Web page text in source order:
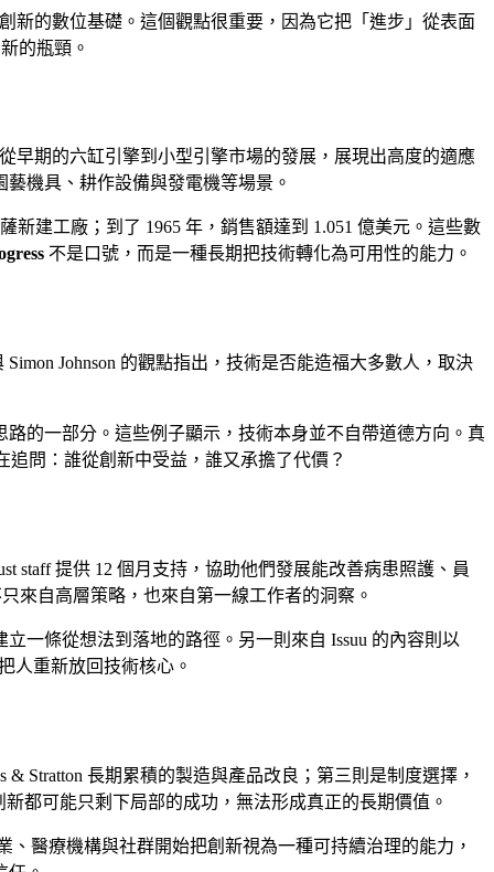
新的數位基礎。這個觀點很重要，因為它把「進步」從表面
的瓶頸。
早期的六缸引擎到小型引擎市場的發展，展現出高度的適應
藝機具、耕作設備與發電機等場景。
建工廠；到了 1965 年，銷售額達到 1.051 億美元。這些數
不是口號，而是一種長期把技術轉化為可用性的能力。
Johnson 的觀點指出，技術是否能造福大多數人，取決
的一部分。這些例子顯示，技術本身並不自帶道德方向。真
問：誰從創新中受益，誰又承擔了代價？
staff 提供 12 個月支持，協助他們發展能改善病患照護、員
來自高層策略，也來自第一線工作者的洞察。
一條從想法到落地的路徑。另一則來自 Issuu 的內容則以
人重新放回技術核心。
Stratton 長期累積的製造與產品改良；第三則是制度選擇，
都可能只剩下局部的成功，無法形成真正的長期價值。
醫療機構與社群開始把創新視為一種可持續治理的能力，